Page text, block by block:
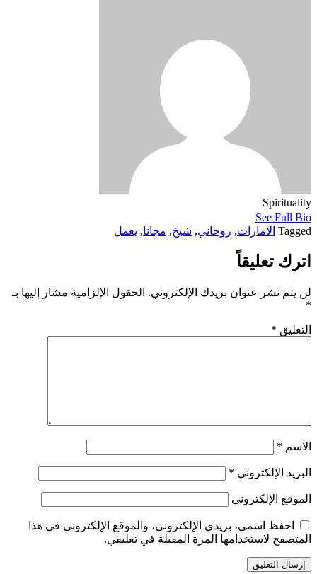
Spirituality
See Full Bio
Tagged الامارات, روحاني, شيخ, مجانا, يعمل
اترك تعليقاً
لن يتم نشر عنوان بريدك الإلكتروني. الحقول الإلزامية مشار إليها بـ
*
التعليق *
الاسم *
البريد الإلكتروني *
الموقع الإلكتروني
احفظ اسمي، بريدي الإلكتروني، والموقع الإلكتروني في هذا
المتصفح لاستخدامها المرة المقبلة في تعليقي.